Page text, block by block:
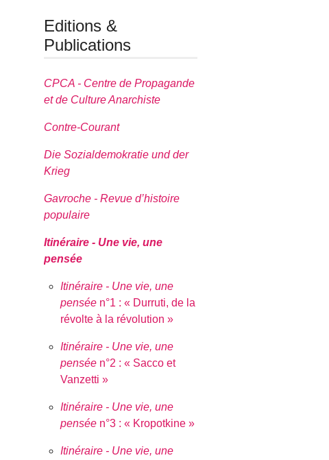
Editions &
Publications
CPCA - Centre de Propagande
et de Culture Anarchiste
Contre-Courant
Die Sozialdemokratie und der
Krieg
Gavroche - Revue d’histoire
populaire
Itinéraire - Une vie, une
pensée
Itinéraire - Une vie, une
pensée n°1 : « Durruti, de la
révolte à la révolution »
Itinéraire - Une vie, une
pensée n°2 : « Sacco et
Vanzetti »
Itinéraire - Une vie, une
pensée n°3 : « Kropotkine »
Itinéraire - Une vie, une